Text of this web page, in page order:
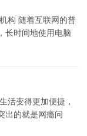
构 随着互联网的普
长时间地使用电脑
活变得更加便捷，
出的就是网瘾问